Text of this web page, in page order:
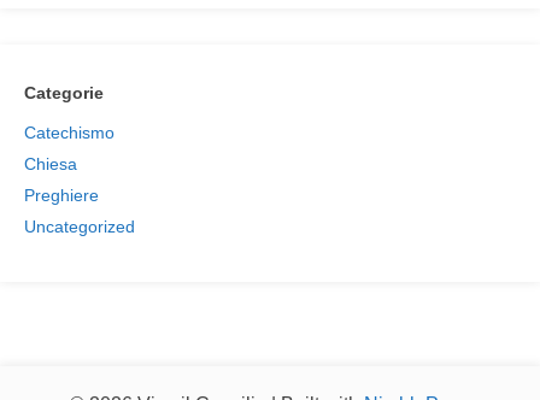
Categorie
Catechismo
Chiesa
Preghiere
Uncategorized